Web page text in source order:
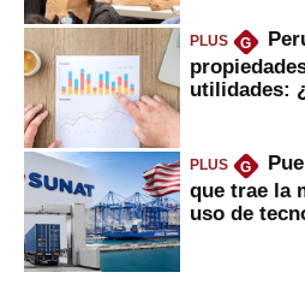
PLUS G
utilidades:
PLUS G
que trae la
uso de